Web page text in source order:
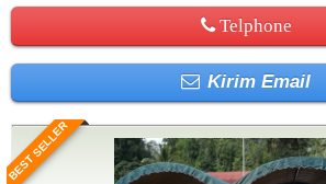
Telphone
Kirim Email
BEST SELLER